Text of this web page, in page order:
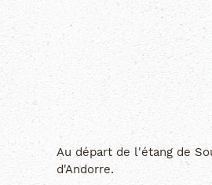
Au départ de l'étang de
d'Andorre.